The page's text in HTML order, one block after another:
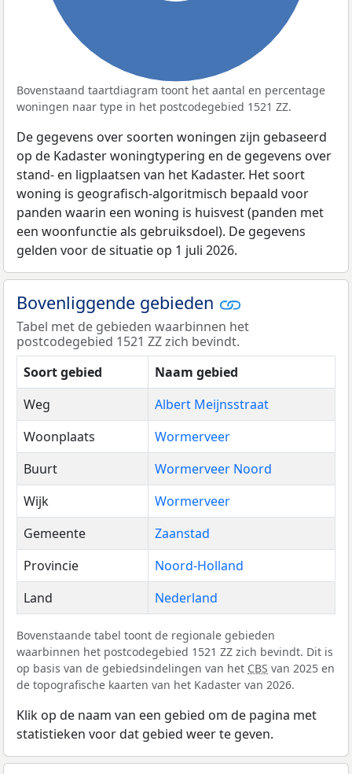
Bovenstaand taartdiagram toont het aantal en percentage
woningen naar type in het postcodegebied 1521 ZZ.
De gegevens over soorten woningen zijn gebaseerd
op de Kadaster woningtypering en de gegevens over
stand- en ligplaatsen van het Kadaster. Het soort
woning is geografisch-algoritmisch bepaald voor
panden waarin een woning is huisvest (panden met
een woonfunctie als gebruiksdoel). De gegevens
gelden voor de situatie op 1 juli 2026.
Bovenliggende gebieden
Tabel met de gebieden waarbinnen het
postcodegebied 1521 ZZ zich bevindt.
Soort gebied
Naam gebied
Weg
Albert Meijnsstraat
Woonplaats
Wormerveer
Buurt
Wormerveer Noord
Wijk
Wormerveer
Gemeente
Zaanstad
Provincie
Noord-Holland
Land
Nederland
Bovenstaande tabel toont de regionale gebieden
waarbinnen het postcodegebied 1521 ZZ zich bevindt. Dit is
op basis van de gebiedsindelingen van het CBS van 2025 en
de topografische kaarten van het Kadaster van 2026.
Klik op de naam van een gebied om de pagina met
statistieken voor dat gebied weer te geven.